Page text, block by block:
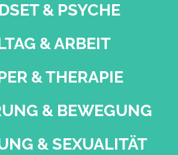
& PSYCHE
& ARBEIT
& THERAPIE
& BEWEGUNG
& SEXUALITÄT